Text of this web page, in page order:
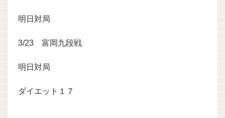
明日対局
3/23 富岡九段戦
明日対局
ダイエット１７